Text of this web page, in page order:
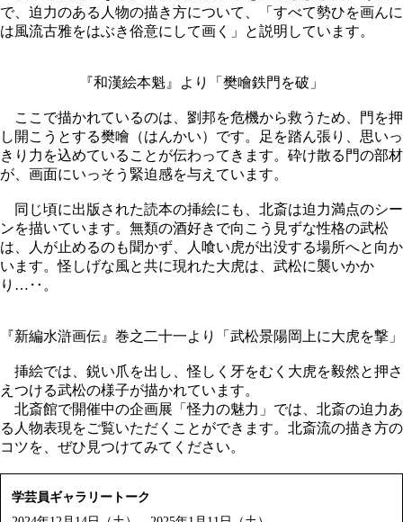
で、迫力のある人物の描き方について、「すべて勢ひを画んに
は風流古雅をはぶき俗意にして画く」と説明しています。
『和漢絵本魁』より「樊噲鉄門を破」
ここで描かれているのは、劉邦を危機から救うため、門を押
し開こうとする樊噲（はんかい）です。足を踏ん張り、思いっ
きり力を込めていることが伝わってきます。砕け散る門の部材
が、画面にいっそう緊迫感を与えています。
同じ頃に出版された読本の挿絵にも、北斎は迫力満点のシー
ンを描いています。無類の酒好きで向こう見ずな性格の武松
は、人が止めるのも聞かず、人喰い虎が出没する場所へと向か
います。怪しげな風と共に現れた大虎は、武松に襲いかか
り…‥。
『新編水滸画伝』巻之二十一より「武松景陽岡上に大虎を撃」
挿絵では、鋭い爪を出し、怪しく牙をむく大虎を毅然と押さ
えつける武松の様子が描かれています。
北斎館で開催中の企画展「怪力の魅力」では、北斎の迫力あ
る人物表現をご覧いただくことができます。北斎流の描き方の
コツを、ぜひ見つけてみてください。
学芸員ギャラリートーク